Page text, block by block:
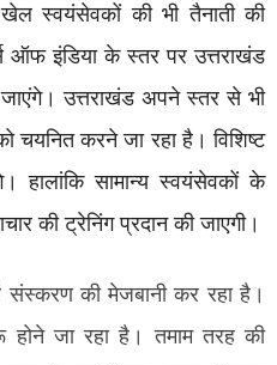
खेल स्वयंसेवकों की भी तैनाती की
ऑफ इंडिया के स्तर पर उत्तराखंड
उत्तराखंड अपने स्तर से भी
चयनित करने जा रहा है। विशिष्ट
सामान्य स्वयंसेवकों के
की ट्रेनिंग प्रदान की जाएगी।
संस्करण की मेजबानी कर रहा है।
जा रहा है। तमाम तरह की